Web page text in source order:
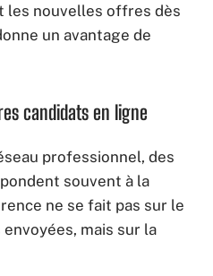
les nouvelles offres dès
un avantage de
candidats en ligne
professionnel, des
souvent à la
ne se fait pas sur le
mais sur la